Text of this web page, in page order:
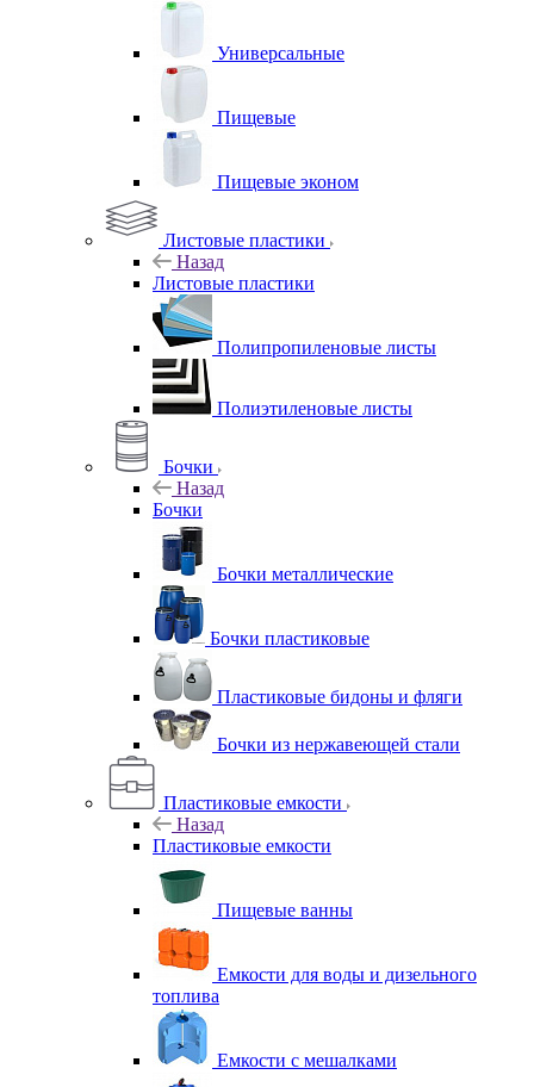
Универсальные
Пищевые
Пищевые эконом
Листовые пластики
Назад
Листовые пластики
Полипропиленовые листы
Полиэтиленовые листы
Бочки
Назад
Бочки
Бочки металлические
Бочки пластиковые
Пластиковые бидоны и фляги
Бочки из нержавеющей стали
Пластиковые емкости
Назад
Пластиковые емкости
Пищевые ванны
Емкости для воды и дизельного
топлива
Емкости с мешалками